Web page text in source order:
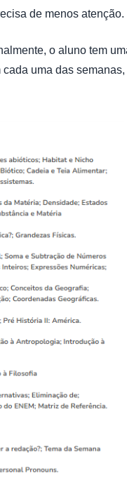
de menos atenção.
o aluno tem
uma das semanas,